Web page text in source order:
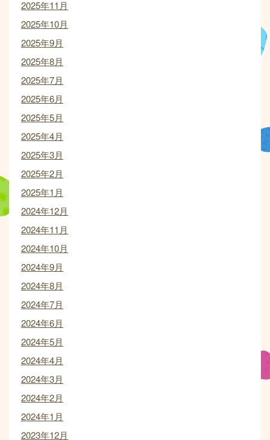
2025年11月
2025年10月
2025年9月
2025年8月
2025年7月
2025年6月
2025年5月
2025年4月
2025年3月
2025年2月
2025年1月
2024年12月
2024年11月
2024年10月
2024年9月
2024年8月
2024年7月
2024年6月
2024年5月
2024年4月
2024年3月
2024年2月
2024年1月
2023年12月